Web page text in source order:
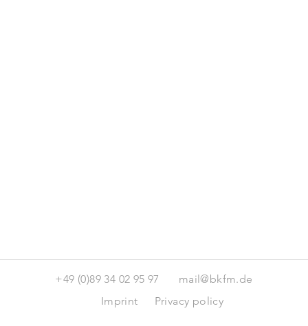
+49 (0)89 34 02 95 97
mail@bkfm.de
Imprint
Privacy policy